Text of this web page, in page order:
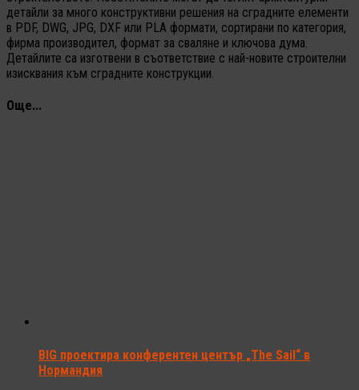
детайли за много конструктивни решения на сградните елементи
в PDF, DWG, JPG, DXF или PLA формати, сортирани по категория,
фирма производител, формат за сваляне и ключова дума.
Детайлите са изготвени в съответствие с най-новите строителни
изисквания към сградните конструкции.
Още...
BIG проектира конферентен център „The Sail“ в
Нормандия